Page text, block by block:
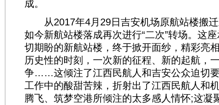
成。
从2017年4月29日吉安机场原航站楼搬迁
如今新航站楼落成再次进行“二次”转场。这
切期盼的新航站楼，终于掀开面纱，精彩亮
历史性的时刻，一次新的征程、新的起航，
争……这倾注了江西民航人和吉安公众迫切
工作中的酸甜苦辣，折射出了江西民航人和
腾飞、筑梦空港所倾注的太多感人情怀;这凝